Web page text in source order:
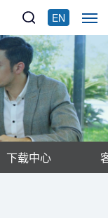
EN
下载中心